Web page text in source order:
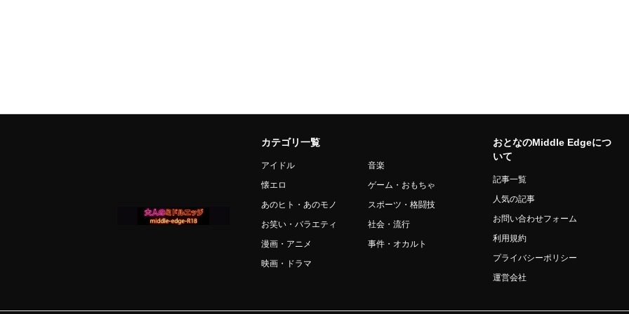
カテゴリ一覧
アイドル
懐エロ
あのヒト・あのモノ
お笑い・バラエティ
漫画・アニメ
映画・ドラマ
音楽
ゲーム・おもちゃ
スポーツ・格闘技
社会・流行
事件・オカルト
おとなのMiddle Edgeにつ
いて
記事一覧
人気の記事
お問い合わせフォーム
利用規約
プライバシーポリシー
運営会社